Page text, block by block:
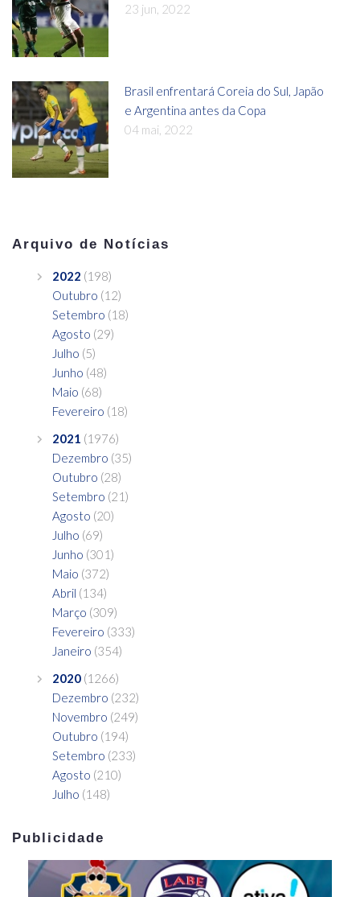
23 jun, 2022
Brasil enfrentará Coreia do Sul, Japão
e Argentina antes da Copa
04 mai, 2022
Arquivo de Notícias
2022 (198)
Outubro (12)
Setembro (18)
Agosto (29)
Julho (5)
Junho (48)
Maio (68)
Fevereiro (18)
2021 (1976)
Dezembro (35)
Outubro (28)
Setembro (21)
Agosto (20)
Julho (69)
Junho (301)
Maio (372)
Abril (134)
Março (309)
Fevereiro (333)
Janeiro (354)
2020 (1266)
Dezembro (232)
Novembro (249)
Outubro (194)
Setembro (233)
Agosto (210)
Julho (148)
Publicidade